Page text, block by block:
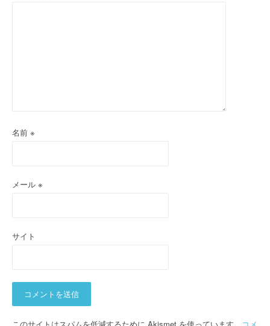
名前 ※
メール ※
サイト
このサイトはスパムを低減するために Akismet を使っています。 コメ